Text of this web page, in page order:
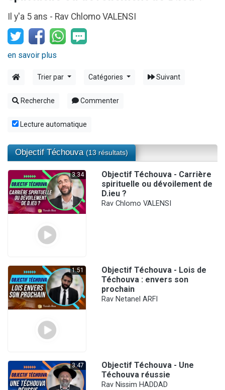
Il reste 49 places pour étudier en groupe sur Zoom
Il y'a 5 ans - Rav Chlomo VALENSI
en savoir plus
Trier par Catégories Suivant
Recherche Commenter
Lecture automatique
Objectif Téchouva (13 résultats)
3:34
Objectif Téchouva - Carrière
spirituelle ou dévoilement de
D.ieu ?
Rav Chlomo VALENSI
1:51
Objectif Téchouva - Lois de
Téchouva : envers son
prochain
Rav Netanel ARFI
3:47
Objectif Téchouva - Une
Téchouva réussie
Rav Nissim HADDAD